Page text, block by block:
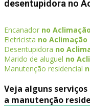
desentupidora no
Encanador no Aclimação
Eletricista no Aclimação
Desentupidora no
Marido de aluguel no
Manutenção residencial
Veja alguns
a manutenção